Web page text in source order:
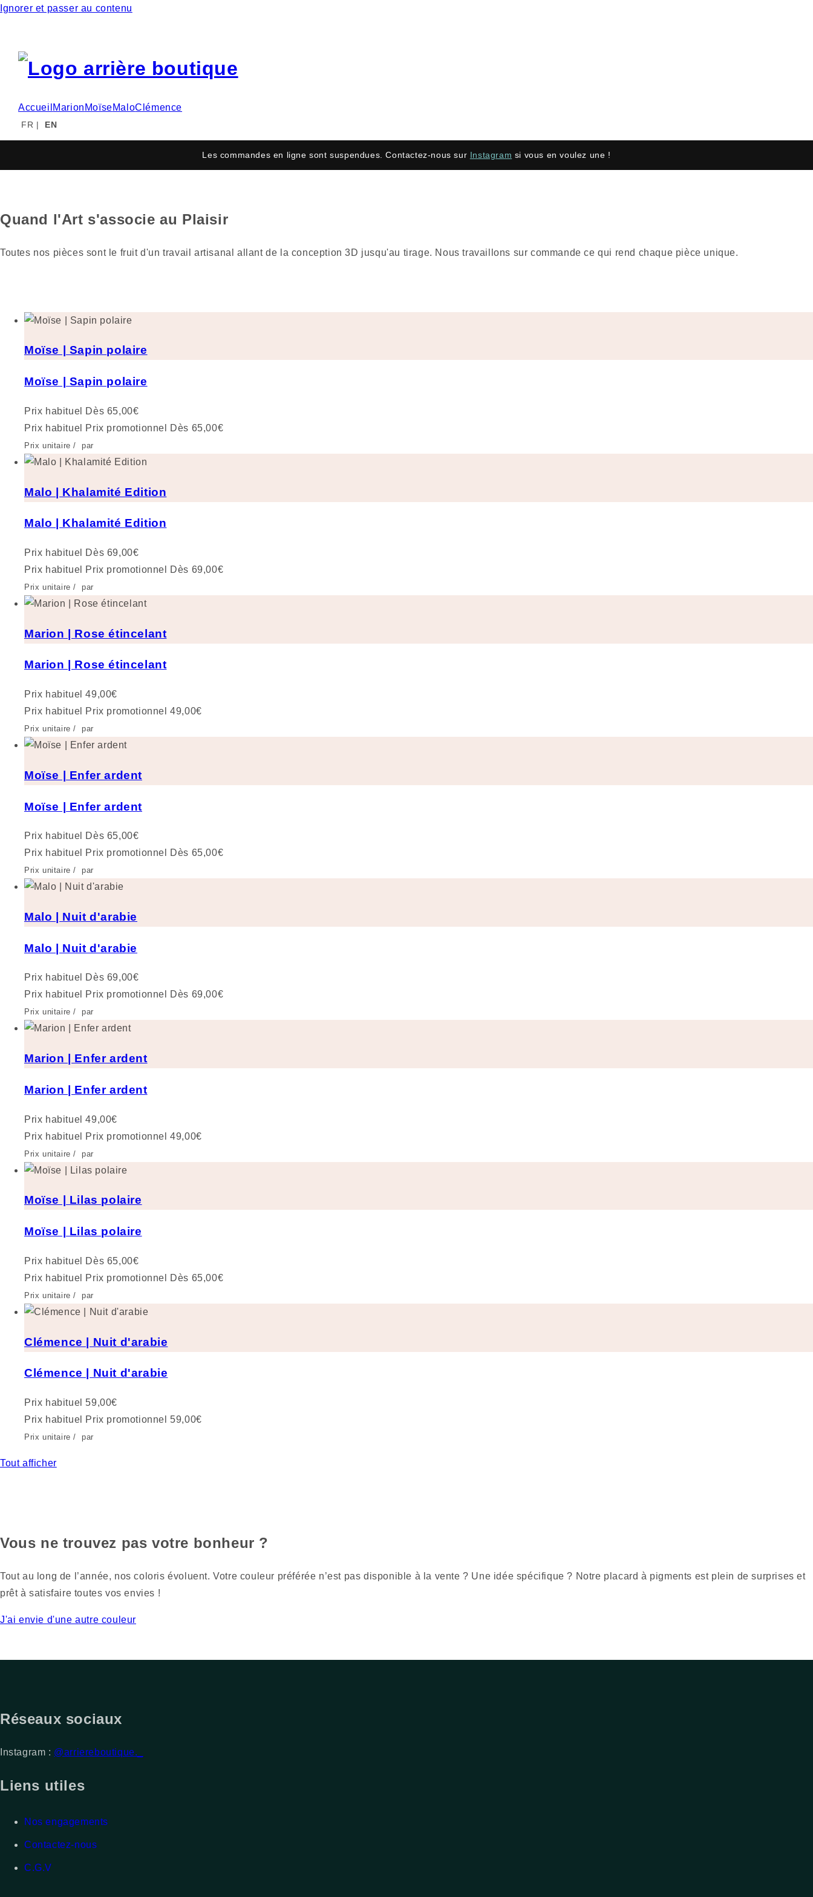
Ignorer et passer au contenu
Accueil Marion MoïseMaloClémence
FR | EN
Les commandes en ligne sont suspendues. Contactez-nous sur Instagram si vous en voulez une !
Quand l'Art s'associe au Plaisir
Toutes nos pièces sont le fruit d'un travail artisanal allant de la conception 3D jusqu'au tirage. Nous travaillons sur commande ce qui rend chaque pièce unique.
Moïse | Sapin polaire
Moïse | Sapin polaire
Prix habituel
Dès 65,00€
Prix habituel
Prix promotionnel Dès 65,00€
Prix unitaire / par
Malo | Khalamité Edition
Malo | Khalamité Edition
Prix habituel
Dès 69,00€
Prix habituel
Prix promotionnel Dès 69,00€
Prix unitaire / par
Marion | Rose étincelant
Marion | Rose étincelant
Prix habituel 49,00€
Prix habituel
Prix promotionnel 49,00€
Prix unitaire / par
Moïse | Enfer ardent
Moïse | Enfer ardent
Prix habituel
Dès 65,00€
Prix habituel
Prix promotionnel Dès 65,00€
Prix unitaire / par
Malo | Nuit d'arabie
Malo | Nuit d'arabie
Prix habituel
Dès 69,00€
Prix habituel
Prix promotionnel Dès 69,00€
Prix unitaire / par
Marion | Enfer ardent
Marion | Enfer ardent
Prix habituel 49,00€
Prix habituel
Prix promotionnel 49,00€
Prix unitaire / par
Moïse | Lilas polaire
Moïse | Lilas polaire
Prix habituel
Dès 65,00€
Prix habituel
Prix promotionnel Dès 65,00€
Prix unitaire / par
Clémence | Nuit d'arabie
Clémence | Nuit d'arabie
Prix habituel 59,00€
Prix habituel
Prix promotionnel 59,00€
Prix unitaire / par
Tout afficher
Vous ne trouvez pas votre bonheur ?
Tout au long de l’année, nos coloris évoluent. Votre couleur préférée n’est pas disponible à la vente ? Une idée spécifique ? Notre placard à pigments est plein de surprises et
prêt à satisfaire toutes vos envies !
J'ai envie d'une autre couleur
Réseaux sociaux
Instagram : @arriereboutique._
Liens utiles
Nos engagements
Contactez-nous
C.G.V